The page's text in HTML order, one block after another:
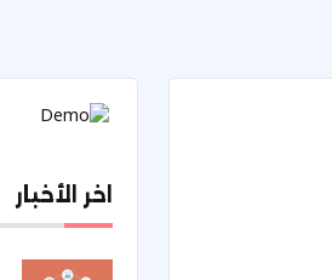
اخر الأخبار